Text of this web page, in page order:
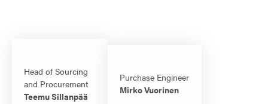
Head of Sourcing
and Procurement
Teemu Sillanpää
Purchase Engineer
Mirko Vuorinen